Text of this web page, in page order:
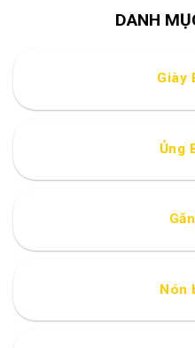
DANH
Giày
Ủng
Nón